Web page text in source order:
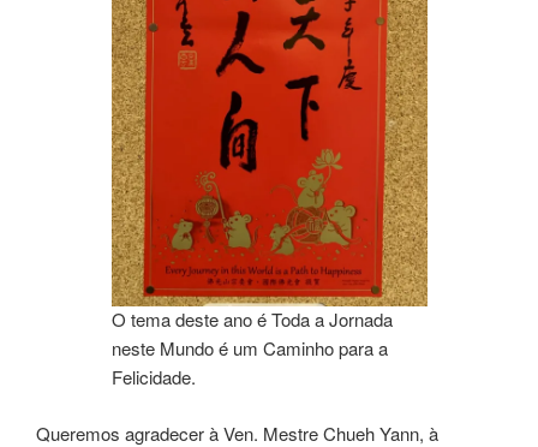
O tema deste ano é Toda a Jornada
neste Mundo é um Caminho para a
Felicidade.
Queremos agradecer à Ven. Mestre Chueh Yann, à